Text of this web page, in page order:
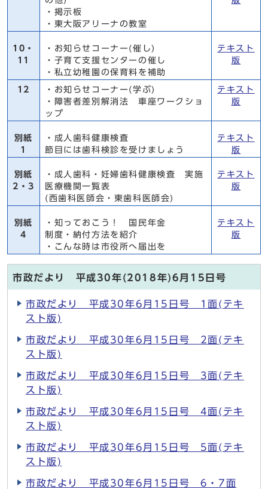
・掲示板
・東大阪アリーナの教室
10・
11
・お知らせコーナー(催し)
・子育て支援センターの催し
・私立幼稚園の保育料を補助
テキスト
版
12
・お知らせコーナー(学ぶ)
・障害者差別解消法 車座ワークショ
ップ
テキスト
版
別紙
1
・成人歯科健康検査
節目には歯科検診を受けましょう
テキスト
版
別紙
2・3
・成人歯科・妊婦歯科健康検査 実施
医療機関一覧表
(西歯科医師会・東歯科医師会)
テキスト
版
別紙
4
・知っておこう！ 国民年金
制度・納付方法を紹介
・こんな時は市役所へ届出を
テキスト
版
市政だより 平成30年(2018年)6月15日号
市政だより 平成30年6月15日号 1面(テキ
スト版)
市政だより 平成30年6月15日号 2面(テキ
スト版)
市政だより 平成30年6月15日号 3面(テキ
スト版)
市政だより 平成30年6月15日号 4面(テキ
スト版)
市政だより 平成30年6月15日号 5面(テキ
スト版)
市政だより 平成30年6月15日号 6・7面